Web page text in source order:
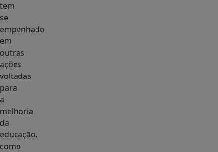
tem
se
empenhado
em
outras
ações
voltadas
para
a
melhoria
da
educação,
como